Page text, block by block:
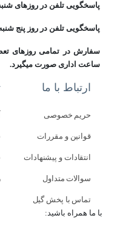
پاسخگویی تلفن در روزهای شنبه تا
پاسخگویی تلفن در روز پنج شنبه 10 صبح الی 15
سفارش در تمامی روزهای
ساعت اداری صورت میگیرد.
ارتباط با ما
حریم خصوصی
قوانین و مقررات
انتقادات و پیشنهادات
سوالات متداول
تماس با پخش گیل
با ما همراه باشید: